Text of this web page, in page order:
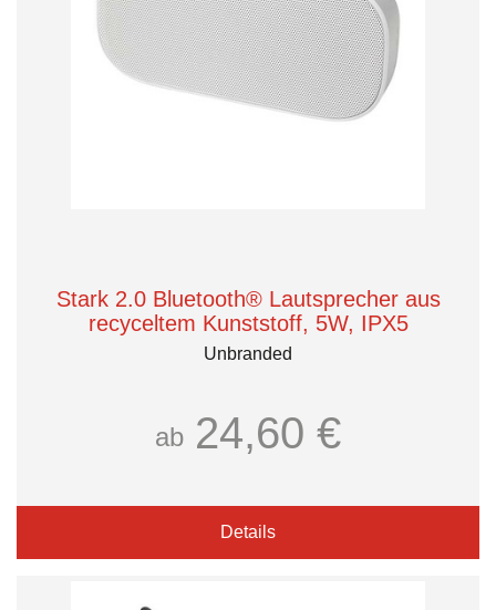
Stark 2.0 Bluetooth® Lautsprecher aus
recyceltem Kunststoff, 5W, IPX5
Unbranded
ab 24,60 €
Details